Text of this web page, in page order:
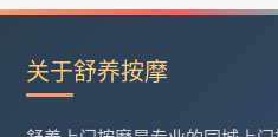
关于舒养按摩